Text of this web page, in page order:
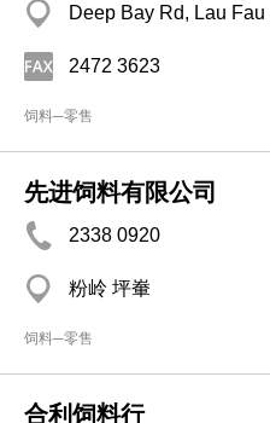
Deep Bay Rd, Lau Fau
2472 3623
饲料─零售
先进饲料有限公司
2338 0920
粉岭 坪輋
饲料─零售
合利饲料行